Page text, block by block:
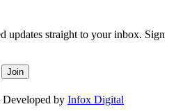
updates straight to your inbox. Sign
Join
by Infox Digital